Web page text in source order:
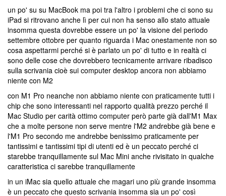
un po' su su MacBook ma poi tra l'altro i problemi che ci sono su
iPad si ritrovano anche lì per cui non ha senso allo stato attuale
insomma questa dovrebbe essere un po' la visione del periodo
settembre ottobre per quanto riguarda i Mac onestamente non so
cosa aspettarmi perché si è parlato un po' di tutto e in realtà ci
sono delle cose che dovrebbero tecnicamente arrivare ribadisco
sulla scrivania cioè sui computer desktop ancora non abbiamo
niente con M2
con M1 Pro neanche non abbiamo niente con praticamente tutti i
chip che sono interessanti nel rapporto qualità prezzo perché il
Mac Studio per carità ottimo computer però parte già dall'M1 Max
che a molte persone non serve mentre l'M2 andrebbe già bene e
l'M1 Pro secondo me andrebbe benissimo praticamente per
tantissimi e tantissimi tipi di utenti ed è un peccato perché ci
starebbe tranquillamente sul Mac Mini anche rivisitato in qualche
caratteristica ci sarebbe tranquillamente
in un iMac sia quello attuale che magari uno più grande insomma
è un peccato che questo scrivania insomma sia un po' così